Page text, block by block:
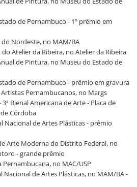
de Pernambuco - 1º prêmio em
do Nordeste, no MAM/BA
do Atelier da Ribeira, no Atelier da Ribeira
de Pintura, no Museu do Estado de
de Pernambuco - prêmio em gravura
Artistas Pernambucanos, no Margs
Bienal Americana de Arte - Placa de
Córdoba
Nacional de Artes Plásticas - prêmio
Arte Moderna do Distrito Federal, no
- grande prêmio
Pernambucana, no MAC/USP
Nacional de Artes Plásticas, no MAM/BA -